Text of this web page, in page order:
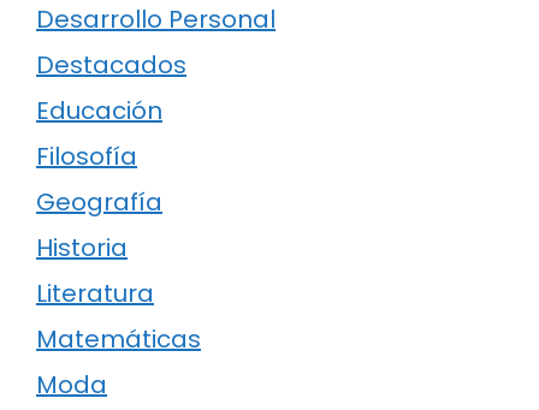
Desarrollo Personal
Destacados
Educación
Filosofía
Geografía
Historia
Literatura
Matemáticas
Moda